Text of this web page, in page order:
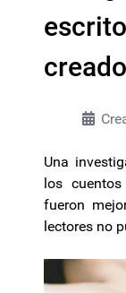
Una
los
fueron
lectores no